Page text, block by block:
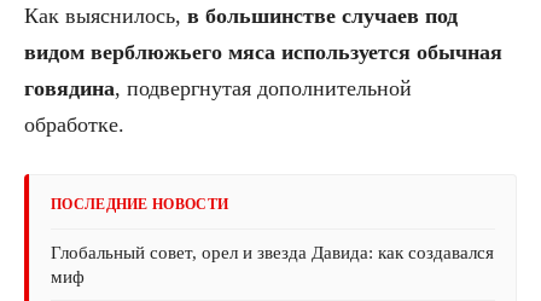
Как выяснилось, в большинстве случаев под
видом верблюжьего мяса используется обычная
говядина, подвергнутая дополнительной
обработке.
ПОСЛЕДНИЕ НОВОСТИ
Глобальный совет, орел и звезда Давида: как создавался
миф